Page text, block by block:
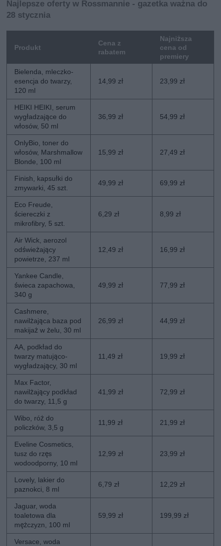
Najlepsze oferty w Rossmannie - gazetka ważna do
28 stycznia
Produkt
Cena z
rabatem
Najniższa
cena od
premiery
Bielenda, mleczko-
esencja do twarzy,
120 ml
14,99 zł 23,99 zł
HEIKI HEIKI, serum
wygładzające do
włosów, 50 ml
36,99 zł 54,99 zł
OnlyBio, toner do
włosów, Marshmallow
Blonde, 100 ml
15,99 zł 27,49 zł
Finish, kapsułki do
zmywarki, 45 szt.
49,99 zł 69,99 zł
Eco Freude,
ściereczki z
mikrofibry, 5 szt.
6,29 zł 8,99 zł
Air Wick, aerozol
odświeżający
powietrze, 237 ml
12,49 zł 16,99 zł
Yankee Candle,
świeca zapachowa,
340 g
49,99 zł 77,99 zł
Cashmere,
nawilżająca baza pod
makijaż w żelu, 30 ml
26,99 zł 44,99 zł
AA, podkład do
twarzy matująco-
wygładzający, 30 ml
11,49 zł 19,99 zł
Max Factor,
nawilżający podkład
do twarzy, 11,5 g
41,99 zł 72,99 zł
Wibo, róż do
policzków, 3,5 g
11,99 zł 21,99 zł
Eveline Cosmetics,
tusz do rzęs
wodoodporny, 10 ml
12,99 zł 23,99 zł
Lovely, lakier do
paznokci, 8 ml
6,79 zł 12,29 zł
Jaguar, woda
toaletowa dla
mężczyzn, 100 ml
59,99 zł 199,99 zł
Versace, woda